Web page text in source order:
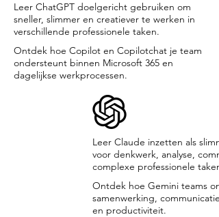
Leer ChatGPT doelgericht gebruiken om
sneller, slimmer en creatiever te werken in
verschillende professionele taken.
Ontdek hoe Copilot en Copilotchat je team
ondersteunt binnen Microsoft 365 en
dagelijkse werkprocessen.
Leer Claude inzetten als
voor denkwerk, analyse,
complexe professionele taken.
Ontdek hoe Gemini teams
samenwerking,
en productiviteit.